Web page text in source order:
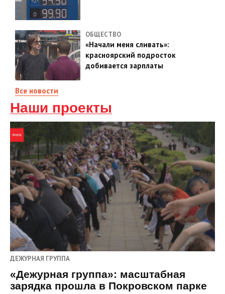
ОБЩЕСТВО
«Начали меня сливать»:
красноярский подросток
добивается зарплаты
Все новости
Наши проекты
ДЕЖУРНАЯ ГРУППА
«Дежурная группа»: масштабная
зарядка прошла в Покровском парке